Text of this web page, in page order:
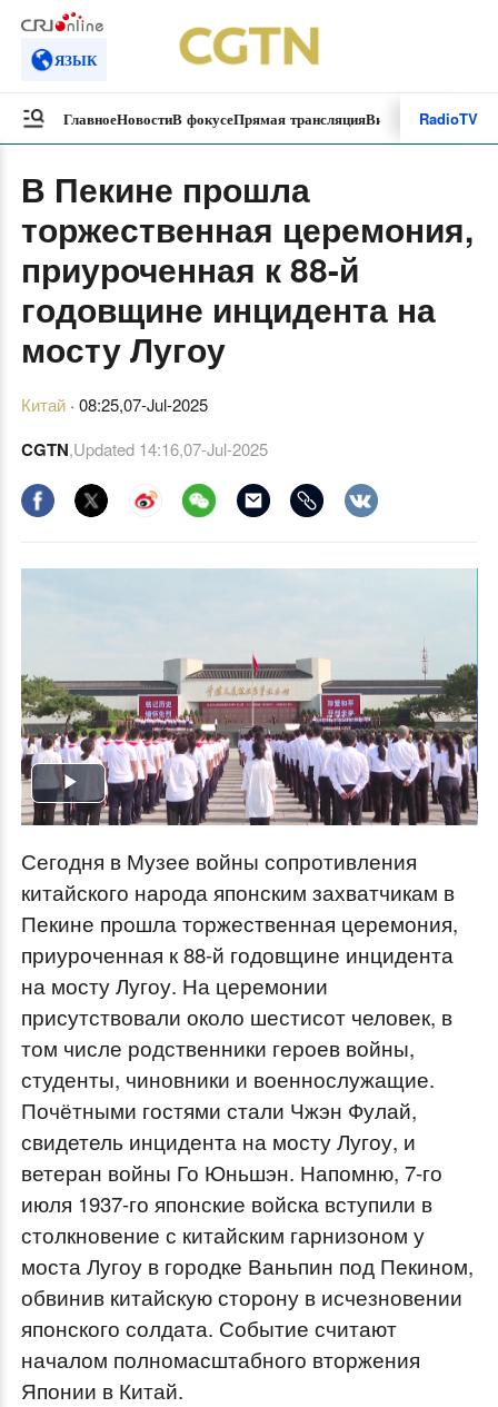
ЯЗЫК
ГлавноеНовостиВ фокусеПрямая трансляцияВидеоролики
RadioTV
В Пекине прошла
торжественная церемония,
приуроченная к 88-й
годовщине инцидента на
мосту Лугоу
Китай· 08:25,07-Jul-2025
CGTN,Updated14:16,07-Jul-2025
Play
Сегодня в Музее войны сопротивления
китайского народа японским захватчикам в
Пекине прошла торжественная церемония,
приуроченная к 88-й годовщине инцидента
на мосту Лугоу. На церемонии
присутствовали около шестисот человек, в
том числе родственники героев войны,
студенты, чиновники и военнослужащие.
Почётными гостями стали Чжэн Фулай,
свидетель инцидента на мосту Лугоу, и
ветеран войны Го Юньшэн. Напомню, 7-го
июля 1937-го японские войска вступили в
столкновение с китайским гарнизоном у
моста Лугоу в городке Ваньпин под Пекином,
обвинив китайскую сторону в исчезновении
японского солдата. Событие считают
началом полномасштабного вторжения
Японии в Китай.